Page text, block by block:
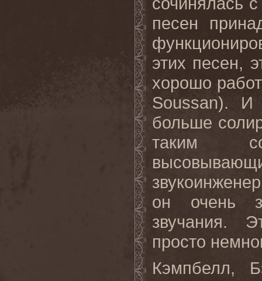
песен
этих песен,
хорошо
Soussan). И
больше
таким
он очень
звучания.
просто
Кэмпбелл,